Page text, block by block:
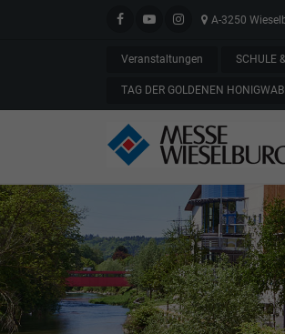
A-3250
Veranstaltungen SCHULE
TAG DER GOLDENEN